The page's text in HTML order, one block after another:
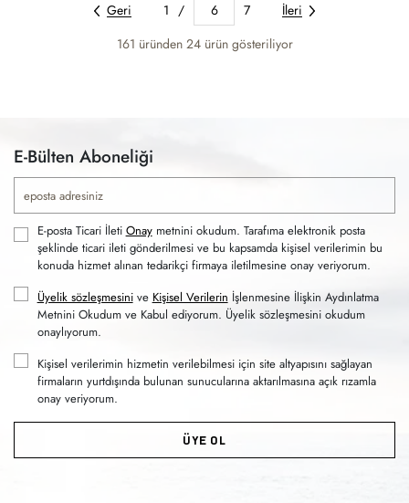
Geri 1 / 6 7
İleri
161 üründen 24 ürün gösteriliyor
E-Bülten Aboneliği
E-posta Ticari İleti Onaymetnini okudum. Tarafıma elektronik posta
şeklinde ticari ileti gönderilmesi ve bu kapsamda kişisel verilerimin bu
konuda hizmet alınan tedarikçi firmaya iletilmesine onay veriyorum.
Üyelik sözleşmesinive Kişisel Verilerin İşlenmesine İlişkin Aydınlatma
Metnini Okudum ve Kabul ediyorum. Üyelik sözleşmesini okudum
onaylıyorum.
Kişisel verilerimin hizmetin verilebilmesi için site altyapısını sağlayan
firmaların yurtdışında bulunan sunucularına aktarılmasına açık rızamla
onay veriyorum.
ÜYE OL